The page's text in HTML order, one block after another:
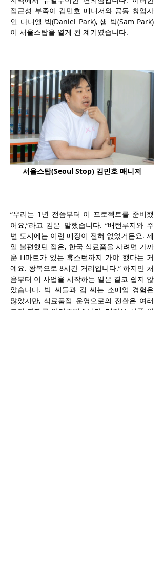
접근성 부족이 김민호 매니저와 공동 창업자
인 다니엘 박(Daniel Park), 샘 박(Sam Park)
이 서울스탑을 열게 된 계기였습니다.
서울스탑(Seoul Stop) 김민호 매니저
“우리는 1년 전쯤부터 이 프로젝트를 준비했
어요,”라고 김은 말했습니다. “배턴루지와 주
변 도시에는 이런 매장이 전혀 없었거든요. 제
일 불편했던 점은, 한국 식료품을 사려면 가까
운 H마트가 있는 휴스턴까지 가야 했다는 거
예요. 왕복으로 8시간 거리입니다.” 하지만 처
음부터 이 사업을 시작하는 일은 결코 쉽지 않
았습니다. 박 씨들과 김 씨는 소매업 경험은
많았지만, 식료품점 운영으로의 전환은 여러
도전 과제를 안겨주었습니다. 매장은 식품 위